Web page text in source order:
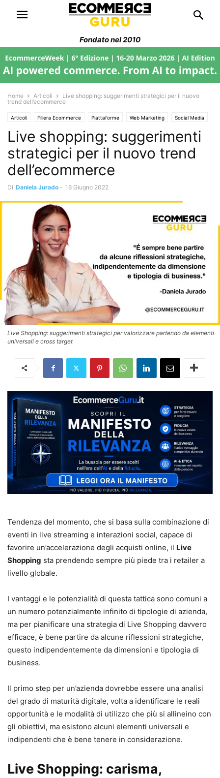
Fondato nel 2010
Home Articoli
Live shopping: suggerimenti strategici per il nuovo
trend dell’ecommerce
Articoli Filiera Ecommerce Piattaforme Web Marketing Social Media
Trend di Mercato Trend dei social media
Live shopping: suggerimenti
strategici per il nuovo trend
dell’ecommerce
Di Daniela Jurado - 16 Giugno 2022
Live Shopping: suggerimenti strategici per valorizzare partendo da elementi
universali e cross target
Tendenza del momento, che si basa sulla combinazione di
eventi in live streaming e interazioni social, capace di
favorire un’accelerazione degli acquisti online, il Live
Shopping sta prendendo sempre più piede tra i retailer a
livello globale.
I vantaggi e le potenzialità di questa tattica sono comuni a
un numero potenzialmente infinito di tipologie di azienda,
ma per pianificare una strategia di Live Shopping davvero
efficace, è bene partire da alcune riflessioni strategiche,
questo indipendentemente da dimensioni e tipologia di
business.
Il primo step per un’azienda dovrebbe essere una analisi
del grado di maturità digitale, volta a identificare le reali
opportunità e le modalità di utilizzo che più si allineino con
gli obiettivi, ma esistono alcuni elementi universali e
indipendenti che è bene tenere in considerazione.
Live Shopping: carisma,